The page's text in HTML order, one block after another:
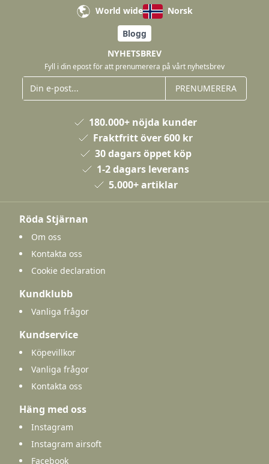
World wide
Norsk
Blogg
NYHETSBREV
Fyll i din epost för att prenumerera på vårt nyhetsbrev
PRENUMERERA
180.000+ nöjda kunder
Fraktfritt över 600 kr
30 dagars öppet köp
1-2 dagars leverans
5.000+ artiklar
Röda Stjärnan
Om oss
Kontakta oss
Cookie declaration
Kundklubb
Vanliga frågor
Kundservice
Köpevillkor
Vanliga frågor
Kontakta oss
Häng med oss
Instagram
Instagram airsoft
Facebook